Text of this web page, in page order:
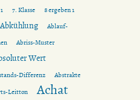
7. Klasse 8 ergeben 1
Abkühlung
Ablauf-
Abriss-Muster
Wert
Differenz
Abstrakte
Leitton Achat